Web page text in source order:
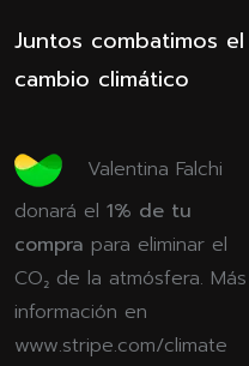
Juntos combatimos el
cambio climático
Valentina Falchi
donará el 1% de tu
compra para eliminar el
CO₂ de la atmósfera. Más
información en
www.stripe.com/climate